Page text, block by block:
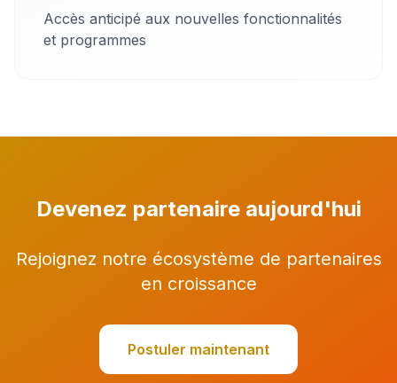
Accès anticipé aux nouvelles fonctionnalités
et programmes
Devenez partenaire aujourd'hui
Rejoignez notre écosystème de partenaires
en croissance
Postuler maintenant